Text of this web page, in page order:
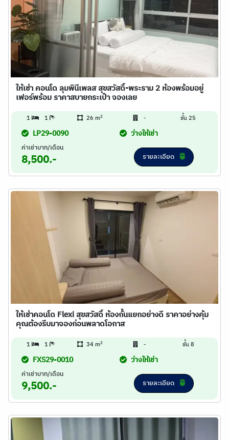
ให้เช่า คอนโด ลุมพินีเพลส สุขสวัสดิ์-พระราม 2 ห้องพร้อมอยู่
เฟอร์พร้อม ราคาสบายกระเป๋า จองเลย
1 1 26 m2 - ชั้น 25
LP29-0090 ว่างให้เช่า
ค่าเช่าบาท/เดือน
8,500.- รายละเอียด
ให้เช่าคอนโด Flexi สุขสวัสดิ์ ห้องกั้นแยกอย่างดี ราคาอย่างคุ้ม
คุณต้องรีบมาจองก่อนพลาดโอกาส
1 1 34 m2 - ชั้น 8
FXS29-0010 ว่างให้เช่า
ค่าเช่าบาท/เดือน
9,500.- รายละเอียด